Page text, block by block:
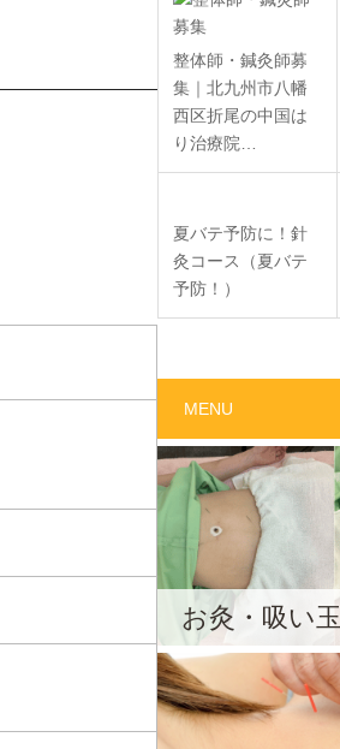
整体師・鍼灸師募
集｜北九州市八幡
西区折尾の中国は
り治療院…
夏バテ予防に！針
灸コース（夏バテ
予防！）
MENU
お灸・吸い玉